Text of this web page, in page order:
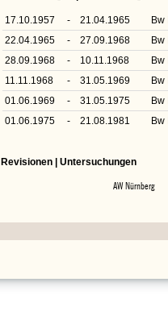
17.10.1957 - 21.04.1965
Bw
22.04.1965
- 27.09.1968
Bw
28.09.1968
- 10.11.1968
Bw
11.11.1968
- 31.05.1969
Bw
01.06.1969
- 31.05.1975
Bw
01.06.1975
- 21.08.1981 Bw
Revisionen | Untersuchungen
AW Nürnberg